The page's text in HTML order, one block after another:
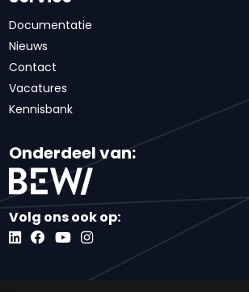
Documentatie
Nieuws
Contact
Vacatures
Kennisbank
Onderdeel van:
Volg ons ook op: